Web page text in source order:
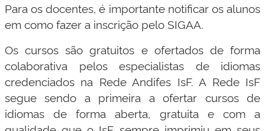
Para os docentes, é importante notificar os alunos
em como fazer a inscrição pelo SIGAA.
Os cursos são gratuitos e ofertados de forma
colaborativa pelos especialistas de idiomas
credenciados na Rede Andifes IsF. A Rede IsF
segue sendo a primeira a ofertar cursos de
idiomas de forma aberta, gratuita e com a